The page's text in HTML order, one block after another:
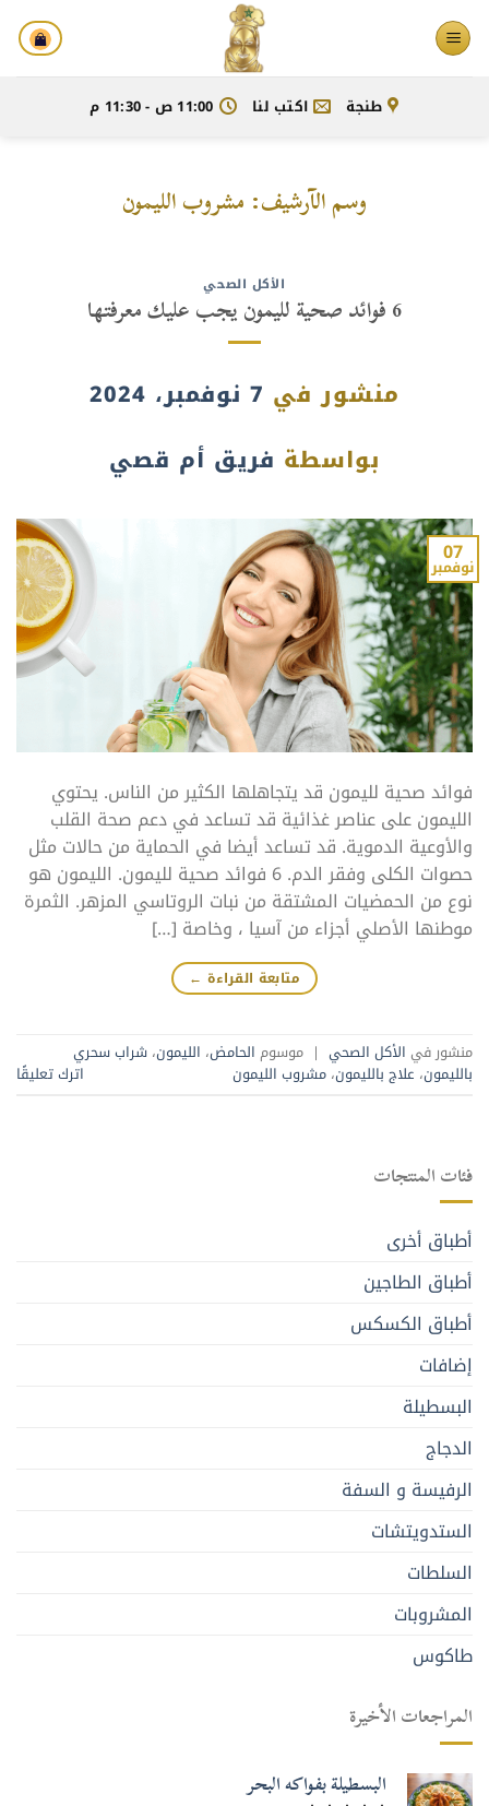
تخطي
للمحتوى
طنجة اكتب لنا 11:00 ص - 11:30 م
وسم الآرشيف: مشروب الليمون
الأكل الصحي
6 فوائد صحية لليمون يجب عليك معرفتها
منشور في 7 نوفمبر، 2024
بواسطة فريق أم قصي
07
نوفمبر
فوائد صحية لليمون قد يتجاهلها الكثير من الناس. يحتوي
الليمون على عناصر غذائية قد تساعد في دعم صحة القلب
والأوعية الدموية. قد تساعد أيضا في الحماية من حالات مثل
حصوات الكلى وفقر الدم. 6 فوائد صحية لليمون. الليمون هو
نوع من الحمضيات المشتقة من نبات الروتاسي المزهر. الثمرة
موطنها الأصلي أجزاء من آسيا ، وخاصة […]
متابعة القراءة ←
منشور في الأكل الصحي | موسوم الحامض، الليمون، شراب سحري
بالليمون، علاج بالليمون، مشروب الليمون اترك تعليقًا
فئات المنتجات
أطباق أخرى
أطباق الطاجين
أطباق الكسكس
إضافات
البسطيلة
الدجاج
الرفيسة و السفة
الستدويتشات
السلطات
المشروبات
طاكوس
المراجعات الأخيرة
البسطيلة بفواكه البحر